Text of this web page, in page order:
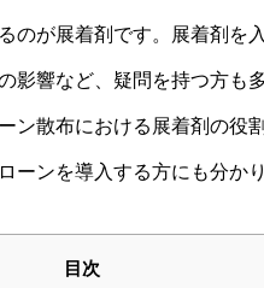
のが展着剤です。展着剤を
影響など、疑問を持つ方も
ン散布における展着剤の役
ーンを導入する方にも分か
目次